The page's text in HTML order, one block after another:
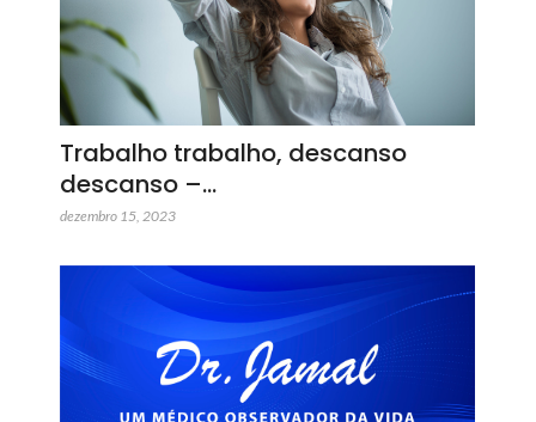
Trabalho trabalho, descanso
descanso –…
dezembro 15, 2023